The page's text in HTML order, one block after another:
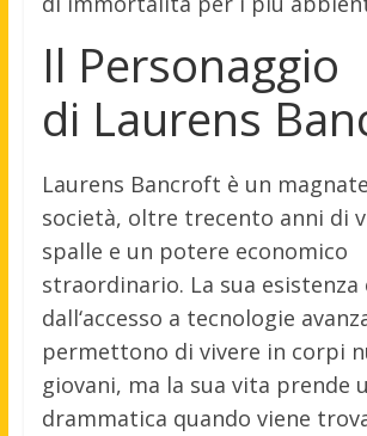
Il Personaggio
di Laurens
Laurens Bancroft è un magn
società, oltre trecento anni di
spalle e un potere economico
straordinario. La sua esistenza
dall‘accesso a tecnologie
permettono di vivere in corpi
giovani, ma la sua vita prende
drammatica quando viene trov